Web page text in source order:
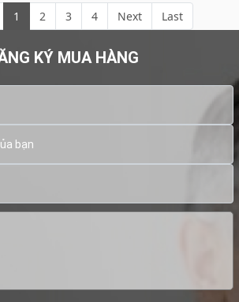
1 2 3 4 Next Last
KÝ MUA HÀNG